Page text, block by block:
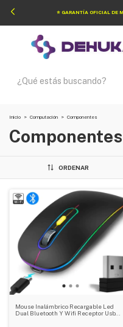
⭐ GARANTÍA OFICIAL DE
Inicio > Computación > Componentes
Componentes
ORDENAR
Mouse Inalámbrico Recargable Led
Dual Bluetooth Y Wifi Receptor Usb